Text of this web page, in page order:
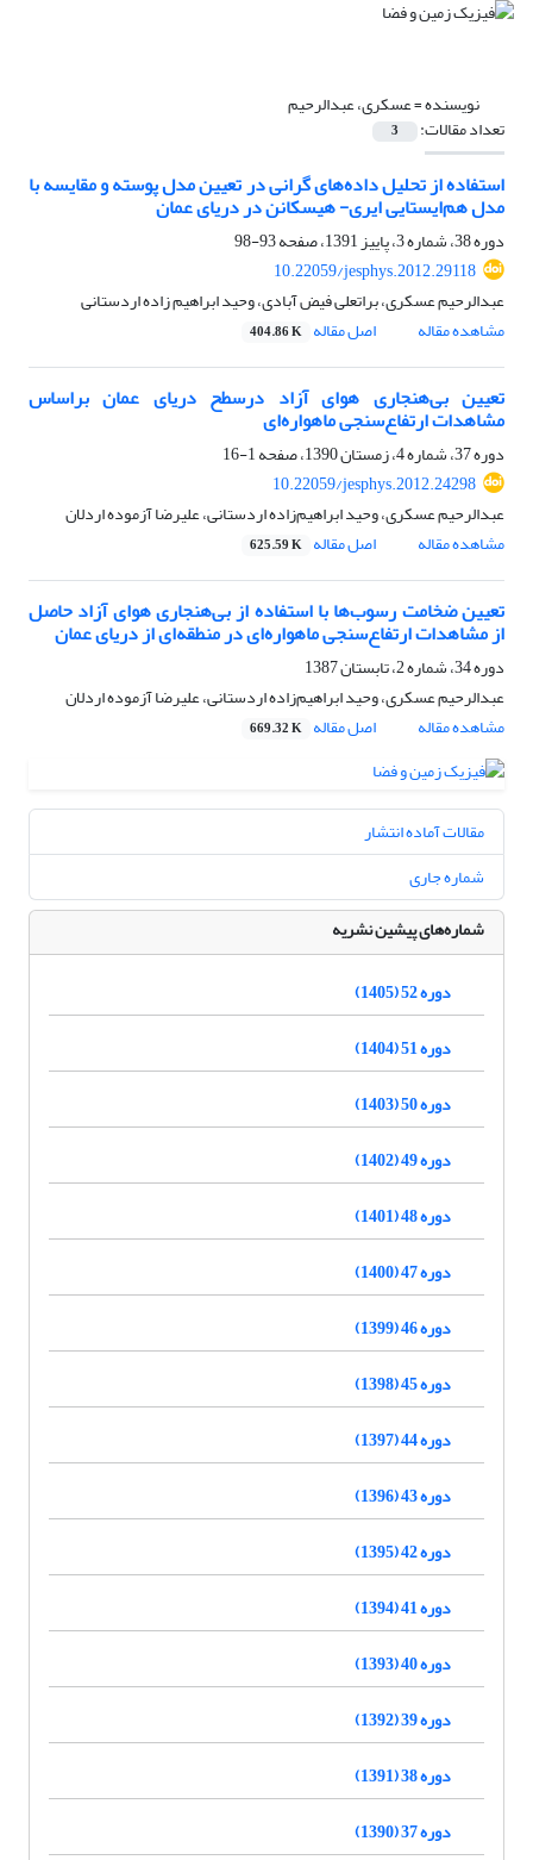
نویسنده =عسکری، عبدالرحیم
تعداد مقالات: 3
استفاده از تحلیل داده‌های گرانی در تعیین مدل پوسته و مقایسه با
مدل هم‌ایستایی ایری- هیسکانن در دریای عمان
دوره 38، شماره 3، پاییز 1391، صفحه
93-98
10.22059/jesphys.2012.29118
عبدالرحیم عسکری، براتعلی فیض آبادی، وحید ابراهیم زاده اردستانی
مشاهده مقاله
اصل مقاله 404.86 K
تعیین بی‌هنجاری‌‌ هوای آزاد درسطح دریای عمان براساس
مشاهدات ارتفاع‌سنجی‌‌ ماهواره‌‌ای
دوره 37، شماره 4، زمستان 1390، صفحه
1-16
10.22059/jesphys.2012.24298
عبدالرحیم عسکری، وحید ابراهیم‌‌زاده اردستانی، علیرضا آزموده اردلان
مشاهده مقاله
اصل مقاله 625.59 K
تعیین ضخامت رسوب‌ها با استفاده از بی‌هنجاری هوای آزاد حاصل
از مشاهدات ارتفاع‌سنجی ماهواره‌ای در منطقه‌ای از دریای عمان
دوره 34، شماره 2، تابستان 1387
عبدالرحیم عسکری، وحید ابراهیم‌زاده اردستانی، علیرضا آزموده اردلان
مشاهده مقاله
اصل مقاله 669.32 K
مقالات آماده انتشار
شماره جاری
شماره‌های پیشین نشریه
دوره 52 (1405)
دوره 51 (1404)
دوره 50 (1403)
دوره 49 (1402)
دوره 48 (1401)
دوره 47 (1400)
دوره 46 (1399)
دوره 45 (1398)
دوره 44 (1397)
دوره 43 (1396)
دوره 42 (1395)
دوره 41 (1394)
دوره 40 (1393)
دوره 39 (1392)
دوره 38 (1391)
دوره 37 (1390)